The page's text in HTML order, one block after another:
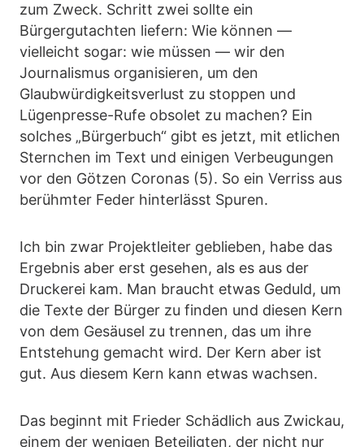
zum Zweck. Schritt zwei sollte ein
Bürgergutachten liefern: Wie können —
vielleicht sogar: wie müssen — wir den
Journalismus organisieren, um den
Glaubwürdigkeitsverlust zu stoppen und
Lügenpresse-Rufe obsolet zu machen? Ein
solches „Bürgerbuch“ gibt es jetzt, mit etlichen
Sternchen im Text und einigen Verbeugungen
vor den Götzen Coronas (5). So ein Verriss aus
berühmter Feder hinterlässt Spuren.
Ich bin zwar Projektleiter geblieben, habe das
Ergebnis aber erst gesehen, als es aus der
Druckerei kam. Man braucht etwas Geduld, um
die Texte der Bürger zu finden und diesen Kern
von dem Gesäusel zu trennen, das um ihre
Entstehung gemacht wird. Der Kern aber ist
gut. Aus diesem Kern kann etwas wachsen.
Das beginnt mit Frieder Schädlich aus Zwickau,
einem der wenigen Beteiligten, der nicht nur